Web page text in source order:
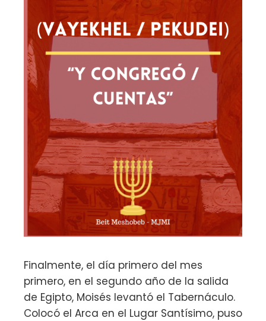
Finalmente, el día primero del mes
primero, en el segundo año de la salida
de Egipto, Moisés levantó el Tabernáculo.
Colocó el Arca en el Lugar Santísimo, puso